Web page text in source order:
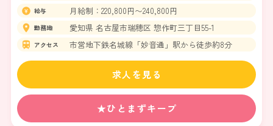
給与 月給制：220,800円〜240,800円
勤務地 愛知県 名古屋市瑞穂区 惣作町三丁目55-1
アクセス 市営地下鉄名城線「妙音通」駅から徒歩約8分
★ひとまずキープ
求人を見る